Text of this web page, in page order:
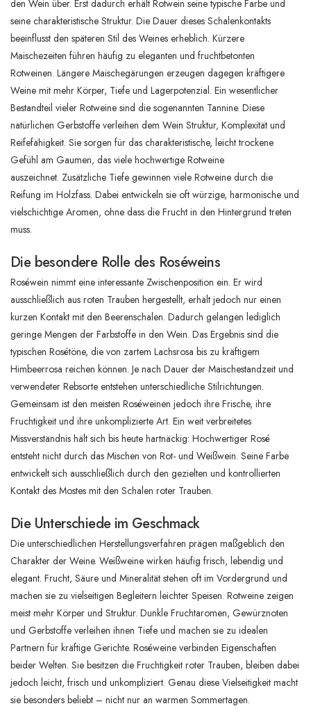
den Wein über. Erst dadurch erhält Rotwein seine typische Farbe und
seine charakteristische Struktur. Die Dauer dieses Schalenkontakts
beeinflusst den späteren Stil des Weines erheblich. Kürzere
Maischezeiten führen häufig zu eleganten und fruchtbetonten
Rotweinen. Längere Maischegärungen erzeugen dagegen kräftigere
Weine mit mehr Körper, Tiefe und Lagerpotenzial. Ein wesentlicher
Bestandteil vieler Rotweine sind die sogenannten Tannine. Diese
natürlichen Gerbstoffe verleihen dem Wein Struktur, Komplexität und
Reifefähigkeit. Sie sorgen für das charakteristische, leicht trockene
Gefühl am Gaumen, das viele hochwertige Rotweine
auszeichnet. Zusätzliche Tiefe gewinnen viele Rotweine durch die
Reifung im Holzfass. Dabei entwickeln sie oft würzige, harmonische und
vielschichtige Aromen, ohne dass die Frucht in den Hintergrund treten
muss.
Die besondere Rolle des Roséweins
Roséwein nimmt eine interessante Zwischenposition ein. Er wird
ausschließlich aus roten Trauben hergestellt, erhält jedoch nur einen
kurzen Kontakt mit den Beerenschalen. Dadurch gelangen lediglich
geringe Mengen der Farbstoffe in den Wein. Das Ergebnis sind die
typischen Rosétöne, die von zartem Lachsrosa bis zu kräftigem
Himbeerrosa reichen können. Je nach Dauer der Maischestandzeit und
verwendeter Rebsorte entstehen unterschiedliche Stilrichtungen.
Gemeinsam ist den meisten Roséweinen jedoch ihre Frische, ihre
Fruchtigkeit und ihre unkomplizierte Art. Ein weit verbreitetes
Missverständnis hält sich bis heute hartnäckig: Hochwertiger Rosé
entsteht nicht durch das Mischen von Rot- und Weißwein. Seine Farbe
entwickelt sich ausschließlich durch den gezielten und kontrollierten
Kontakt des Mostes mit den Schalen roter Trauben.
Die Unterschiede im Geschmack
Die unterschiedlichen Herstellungsverfahren prägen maßgeblich den
Charakter der Weine. Weißweine wirken häufig frisch, lebendig und
elegant. Frucht, Säure und Mineralität stehen oft im Vordergrund und
machen sie zu vielseitigen Begleitern leichter Speisen. Rotweine zeigen
meist mehr Körper und Struktur. Dunkle Fruchtaromen, Gewürznoten
und Gerbstoffe verleihen ihnen Tiefe und machen sie zu idealen
Partnern für kräftige Gerichte. Roséweine verbinden Eigenschaften
beider Welten. Sie besitzen die Fruchtigkeit roter Trauben, bleiben dabei
jedoch leicht, frisch und unkompliziert. Genau diese Vielseitigkeit macht
sie besonders beliebt – nicht nur an warmen Sommertagen.